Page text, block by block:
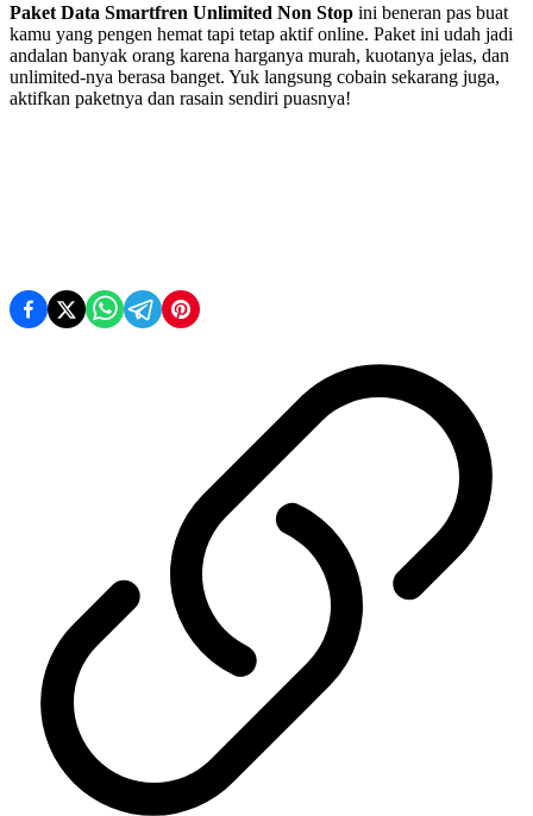
Paket Data Smartfren Unlimited Non Stop ini beneran pas buat
kamu yang pengen hemat tapi tetap aktif online. Paket ini udah jadi
andalan banyak orang karena harganya murah, kuotanya jelas, dan
unlimited-nya berasa banget. Yuk langsung cobain sekarang juga,
aktifkan paketnya dan rasain sendiri puasnya!